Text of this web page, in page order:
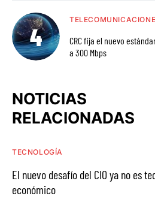
CRC fija el nuevo
a 300 Mbps
NOTICIAS
RELACIONADAS
TECNOLOGÍA
El nuevo desafío del CIO ya no es
económico